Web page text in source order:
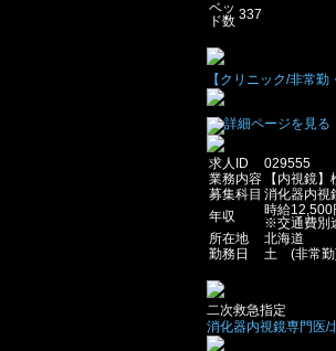
ベッ
ド数 337
【クリニック/非常
求人ID
029555
業務内容
【内視鏡
募集科目 消化器内視
年収
時給12,500
※交通費別
所在地
北海道
勤務日
土 (非常
二次救急指定
消化器内視鏡専門医/